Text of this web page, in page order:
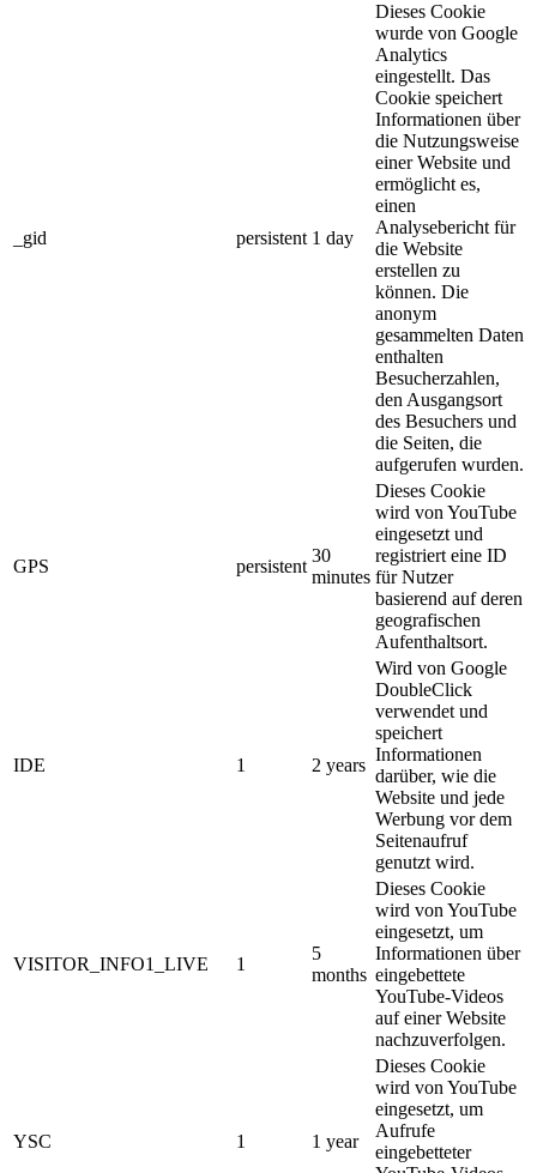
_gid persistent 1 day
Dieses Cookie
wurde von Google
Analytics
eingestellt. Das
Cookie speichert
Informationen über
die Nutzungsweise
einer Website und
ermöglicht es,
einen
Analysebericht für
die Website
erstellen zu
können. Die
anonym
gesammelten Daten
enthalten
Besucherzahlen,
den Ausgangsort
des Besuchers und
die Seiten, die
aufgerufen wurden.
GPS persistent
30
minutes
Dieses Cookie
wird von YouTube
eingesetzt und
registriert eine ID
für Nutzer
basierend auf deren
geografischen
Aufenthaltsort.
IDE 1 2 years
Wird von Google
DoubleClick
verwendet und
speichert
Informationen
darüber, wie die
Website und jede
Werbung vor dem
Seitenaufruf
genutzt wird.
VISITOR_INFO1_LIVE 1
5
months
Dieses Cookie
wird von YouTube
eingesetzt, um
Informationen über
eingebettete
YouTube-Videos
auf einer Website
nachzuverfolgen.
YSC 1 1 year
Dieses Cookie
wird von YouTube
eingesetzt, um
Aufrufe
eingebetteter